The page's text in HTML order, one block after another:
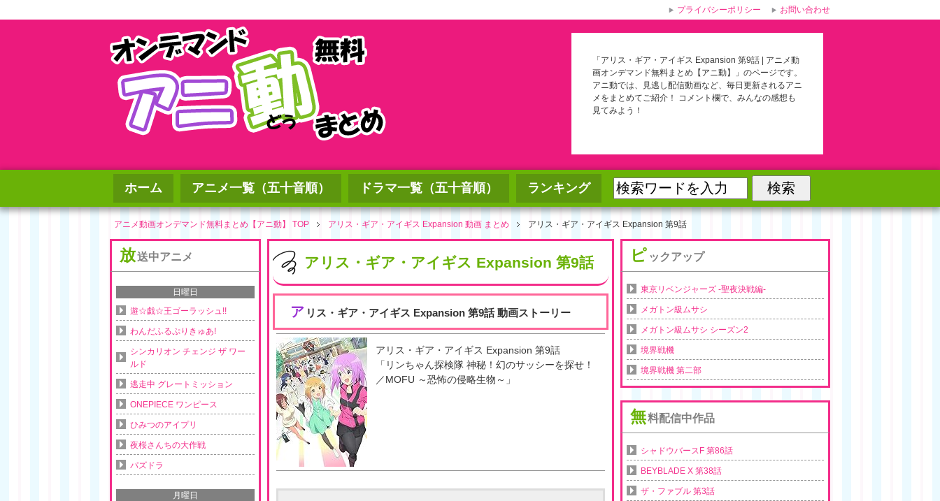
「アリス・ギア・アイギス Expansion 第9話 | アニメ動
画オンデマンド無料まとめ【アニ動】」のページです。
アニ動では、見逃し配信動画など、毎日更新されるアニ
メをまとめてご紹介！ コメント欄で、みんなの感想も
見てみよう！
ホーム アニメ一覧（五十音順） ドラマ一覧（五十音順） ランキング
アニメ動画オンデマンド無料まとめ【アニ動】 TOP アリス・ギア・アイギス Expansion 動画 まとめ アリス・ギア・アイギス Expansion 第9話
アリス・ギア・アイギス Expansion 第9話
ア リス・ギア・アイギス Expansion 第9話 動画ストーリー
アリス・ギア・アイギス Expansion 第9話
「 リンちゃん探検隊 神秘！幻のサッシーを探せ！
／MOFU ～恐怖の侵略生物～ 」
放送中アニメ
日曜日
遊☆戯☆王ゴーラッシュ!!
わんだふるぷりきゅあ!
シンカリオン チェンジ ザ ワー
ルド
逃走中 グレートミッション
ONEPIECE ワンピース
ひみつのアイプリ
夜桜さんちの大作戦
パズドラ
月曜日
ピ ックアップ
東京リベンジャーズ -聖夜決戦編-
メガトン級ムサシ
メガトン級ムサシ シーズン2
境界戦機
境界戦機 第二部
無料配信中作品
シャドウバースF 第86話
BEYBLADE X 第38話
ザ・ファブル 第3話
プライバシーポリシー お問い合わせ